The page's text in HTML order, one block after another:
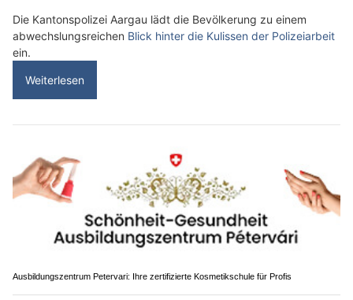
Die Kantonspolizei Aargau lädt die Bevölkerung zu einem
abwechslungsreichen Blick hinter die Kulissen der Polizeiarbeit
ein.
Weiterlesen
Ausbildungszentrum Petervari: Ihre zertifizierte Kosmetikschule für Profis